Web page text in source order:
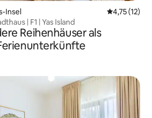
Insel
4,75 (12)
| F1 | Yas Island
Reihenhäuser als